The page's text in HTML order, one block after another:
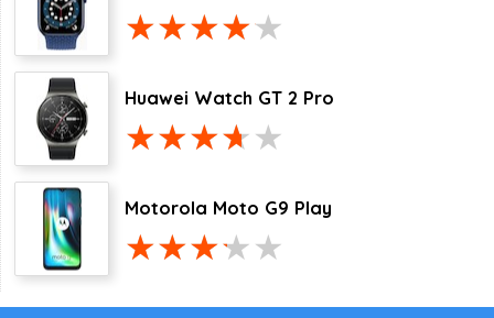
Huawei Watch GT 2 Pro
Motorola Moto G9 Play